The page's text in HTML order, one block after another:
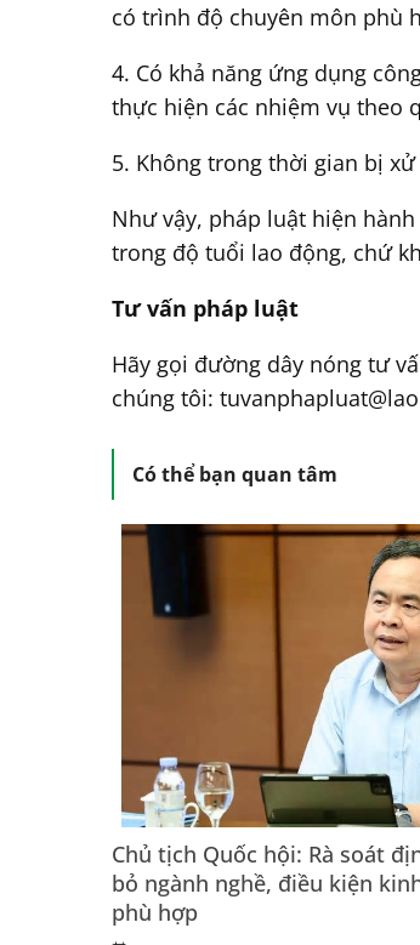
có trình độ chuyên môn phù
4. Có khả năng ứng dụng
thực hiện các nhiệm vụ theo
5. Không trong thời gian bị
Như vậy, pháp luật hiện
trong độ tuổi lao động, chứ
Tư vấn pháp luật
Hãy gọi đường dây nóng tư
chúng tôi:
Có thể bạn quan tâm
Chủ tịch Quốc hội: Rà soát
bỏ ngành nghề, điều kiện
phù hợp